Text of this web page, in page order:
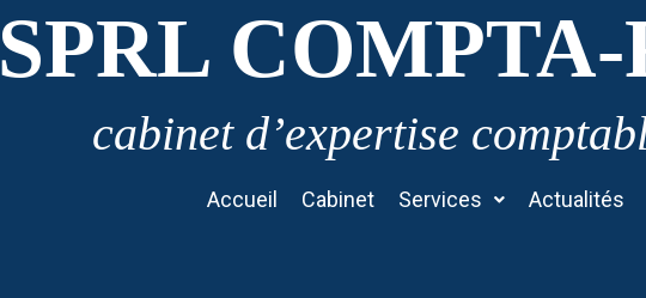
SPRL
cabinet d’expertise
Accueil Cabinet Services Actualités